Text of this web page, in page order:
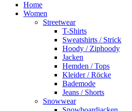
Home
Women
Streetwear
T-Shirts
Sweatshirts / Strick
Hoody / Ziphoody
Jacken
Hemden / Tops
Kleider / Röcke
Bademode
Jeans / Shorts
Snowwear